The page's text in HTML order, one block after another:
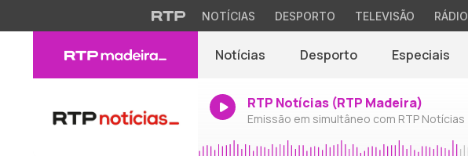
NOTÍCIAS DESPORTO TELEVISÃO RÁDIO
Notícias Desporto Especiais
RTP Notícias (RTP Madeira)
Emissão em simultâneo com RTP Notícias